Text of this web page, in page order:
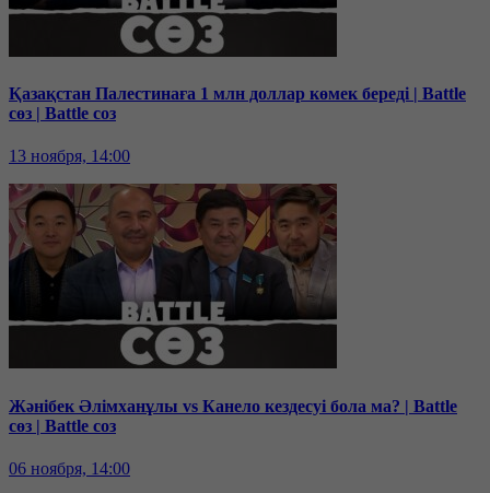
Қазақстан Палестинаға 1 млн доллар көмек береді | Battle
сөз | Battle соз
13 ноября, 14:00
Жәнібек Әлімханұлы vs Канело кездесуі бола ма? | Battle
сөз | Battle соз
06 ноября, 14:00